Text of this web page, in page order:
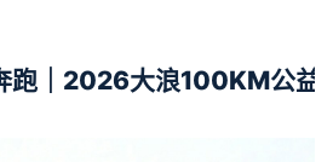
跑｜2026大浪100KM公益